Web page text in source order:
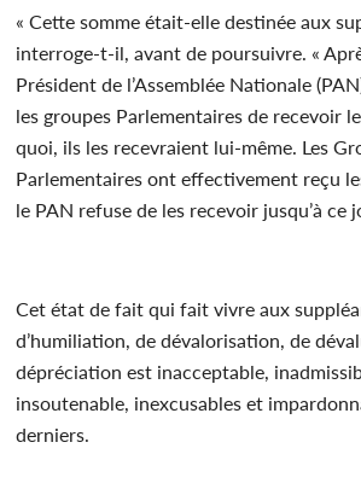
« Cette somme était-elle destinée aux
interroge-t-il, avant de poursuivre. «
Président de l’Assemblée Nationale
les groupes Parlementaires de recevoir
quoi, ils les recevraient lui-même. Les
Parlementaires ont effectivement reçu
le PAN refuse de les recevoir jusqu’à ce
Cet état de fait qui fait vivre aux
d’humiliation, de dévalorisation, de
dépréciation est inacceptable,
insoutenable, inexcusables et
derniers.